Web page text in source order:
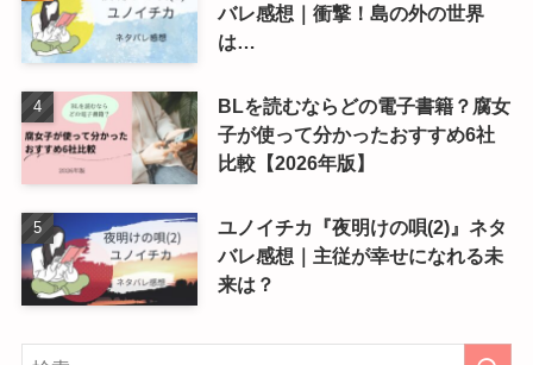
バレ感想｜衝撃！島の外の世界
は…
BLを読むならどの電子書籍？腐女
子が使って分かったおすすめ6社
比較【2026年版】
ユノイチカ『夜明けの唄(2)』ネタ
バレ感想｜主従が幸せになれる未
来は？